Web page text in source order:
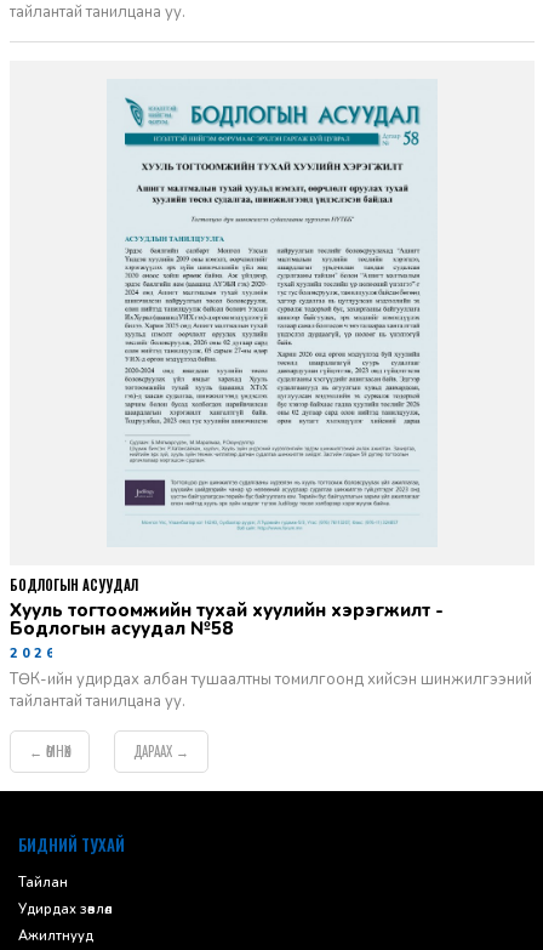
тайлантай танилцана уу.
Хууль тогтоомжийн тухай хуулийн хэрэгжилт -
Бодлогын асуудал №58
2026-06-02
ТӨК-ийн удирдах албан тушаалтны томилгоонд хийсэн шинжилгээний
тайлантай танилцана уу.
БОДЛОГЫН АСУУДАЛ
← ӨМНӨХ ДАРААХ →
БИДНИЙ ТУХАЙ
Тайлан
Удирдах зөвлөл
Ажилтнууд